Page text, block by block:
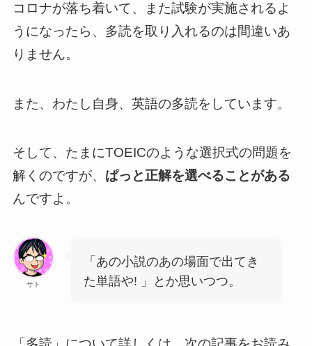
コロナが落ち着いて、また試験が実施されるよ
うになったら、多読を取り入れるのは間違いあ
りません。
また、わたし自身、英語の多読をしています。
そして、たまにTOEICのような選択式の問題を
解くのですが、 ぱっと正解を選べることがある
んですよ。
サト
「あの小説のあの場面で出てき
た単語や! 」とか思いつつ。